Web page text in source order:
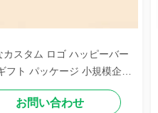
カスタム ロゴ ハッピーバー
フト パッケージ 小規模企業
お問い合わせ